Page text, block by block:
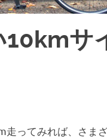
サ
ってみれば、さま